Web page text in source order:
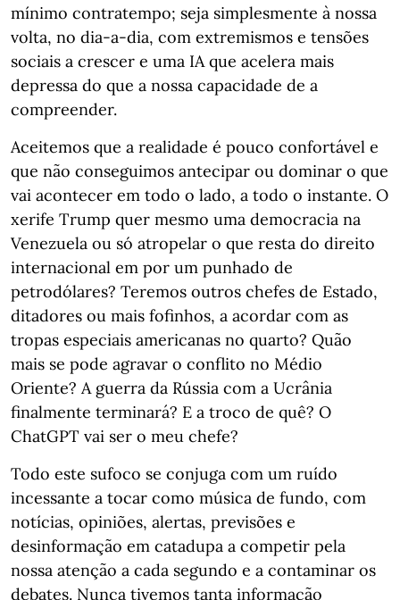
mínimo contratempo; seja simplesmente à nossa
volta, no dia-a-dia, com extremismos e tensões
sociais a crescer e uma IA que acelera mais
depressa do que a nossa capacidade de a
compreender.
Aceitemos que a realidade é pouco confortável e
que não conseguimos antecipar ou dominar o que
vai acontecer em todo o lado, a todo o instante. O
xerife Trump quer mesmo uma democracia na
Venezuela ou só atropelar o que resta do direito
internacional em por um punhado de
petrodólares? Teremos outros chefes de Estado,
ditadores ou mais fofinhos, a acordar com as
tropas especiais americanas no quarto? Quão
mais se pode agravar o conflito no Médio
Oriente? A guerra da Rússia com a Ucrânia
finalmente terminará? E a troco de quê? O
ChatGPT vai ser o meu chefe?
Todo este sufoco se conjuga com um ruído
incessante a tocar como música de fundo, com
notícias, opiniões, alertas, previsões e
desinformação em catadupa a competir pela
nossa atenção a cada segundo e a contaminar os
debates. Nunca tivemos tanta informação